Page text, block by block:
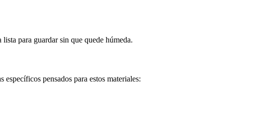
para guardar sin que quede húmeda.
pensados para estos materiales: